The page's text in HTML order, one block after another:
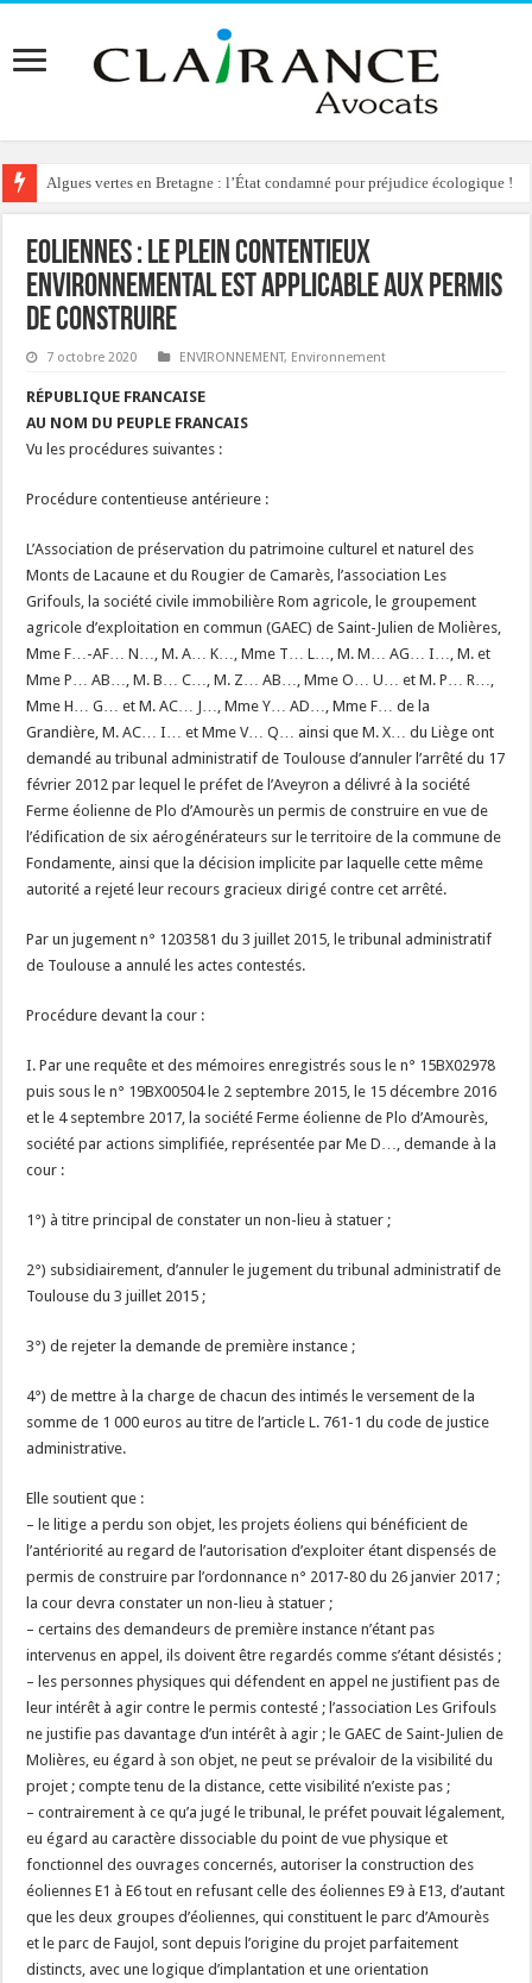
Algues vertes en Bretagne : l’État condamné pour préjudice écologique !
Reconstruction de chalets d’alpage : le préfet condamné à délivrer
EOLIENNES : le plein contentieux
environnemental est applicable aux permis
de construire
7 octobre 2020 ENVIRONNEMENT, Environnement
RÉPUBLIQUE FRANCAISE
AU NOM DU PEUPLE FRANCAIS
Vu les procédures suivantes :
Procédure contentieuse antérieure :
L’Association de préservation du patrimoine culturel et naturel des
Monts de Lacaune et du Rougier de Camarès, l’association Les
Grifouls, la société civile immobilière Rom agricole, le groupement
agricole d’exploitation en commun (GAEC) de Saint-Julien de Molières,
Mme F…-AF… N…, M. A… K…, Mme T… L…, M. M… AG… I…, M. et
Mme P… AB…, M. B… C…, M. Z… AB…, Mme O… U… et M. P… R…,
Mme H… G… et M. AC… J…, Mme Y… AD…, Mme F… de la
Grandière, M. AC… I… et Mme V… Q… ainsi que M. X… du Liège ont
demandé au tribunal administratif de Toulouse d’annuler l’arrêté du 17
février 2012 par lequel le préfet de l’Aveyron a délivré à la société
Ferme éolienne de Plo d’Amourès un permis de construire en vue de
l’édification de six aérogénérateurs sur le territoire de la commune de
Fondamente, ainsi que la décision implicite par laquelle cette même
autorité a rejeté leur recours gracieux dirigé contre cet arrêté.
Par un jugement n° 1203581 du 3 juillet 2015, le tribunal administratif
de Toulouse a annulé les actes contestés.
Procédure devant la cour :
I. Par une requête et des mémoires enregistrés sous le n° 15BX02978
puis sous le n° 19BX00504 le 2 septembre 2015, le 15 décembre 2016
et le 4 septembre 2017, la société Ferme éolienne de Plo d’Amourès,
société par actions simplifiée, représentée par Me D…, demande à la
cour :
1°) à titre principal de constater un non-lieu à statuer ;
2°) subsidiairement, d’annuler le jugement du tribunal administratif de
Toulouse du 3 juillet 2015 ;
3°) de rejeter la demande de première instance ;
4°) de mettre à la charge de chacun des intimés le versement de la
somme de 1 000 euros au titre de l’article L. 761-1 du code de justice
administrative.
Elle soutient que :
– le litige a perdu son objet, les projets éoliens qui bénéficient de
l’antériorité au regard de l’autorisation d’exploiter étant dispensés de
permis de construire par l’ordonnance n° 2017-80 du 26 janvier 2017 ;
la cour devra constater un non-lieu à statuer ;
– certains des demandeurs de première instance n’étant pas
intervenus en appel, ils doivent être regardés comme s’étant désistés ;
– les personnes physiques qui défendent en appel ne justifient pas de
leur intérêt à agir contre le permis contesté ; l’association Les Grifouls
ne justifie pas davantage d’un intérêt à agir ; le GAEC de Saint-Julien de
Molières, eu égard à son objet, ne peut se prévaloir de la visibilité du
projet ; compte tenu de la distance, cette visibilité n’existe pas ;
– contrairement à ce qu’a jugé le tribunal, le préfet pouvait légalement,
eu égard au caractère dissociable du point de vue physique et
fonctionnel des ouvrages concernés, autoriser la construction des
éoliennes E1 à E6 tout en refusant celle des éoliennes E9 à E13, d’autant
que les deux groupes d’éoliennes, qui constituent le parc d’Amourès
et le parc de Faujol, sont depuis l’origine du projet parfaitement
distincts, avec une logique d’implantation et une orientation